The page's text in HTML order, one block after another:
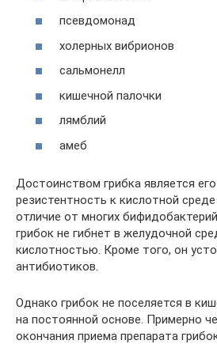
псевдомонад
холерных вибрионов
сальмонелл
кишечной палочки
лямблий
амеб
Достоинством грибка является
резистентность к кислотной
отличие от многих
грибок не гибнет в желудочной
кислотностью. Кроме того, он
антибиотиков.
Однако грибок не поселяется в
на постоянной основе. Примерно
окончания приема препарата